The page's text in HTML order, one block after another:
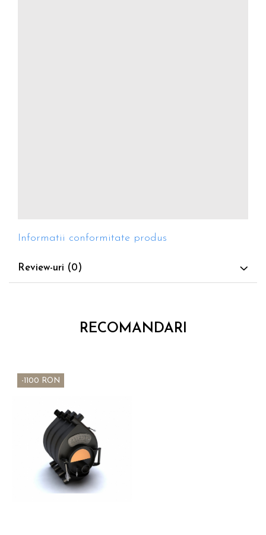
Informatii conformitate produs
Review-uri (0)
RECOMANDARI
-1100 RON